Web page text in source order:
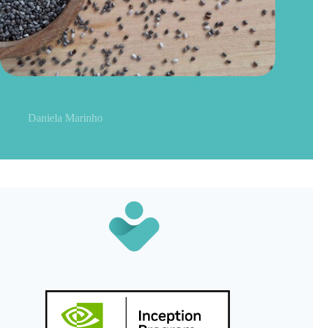
Daniela Marinho